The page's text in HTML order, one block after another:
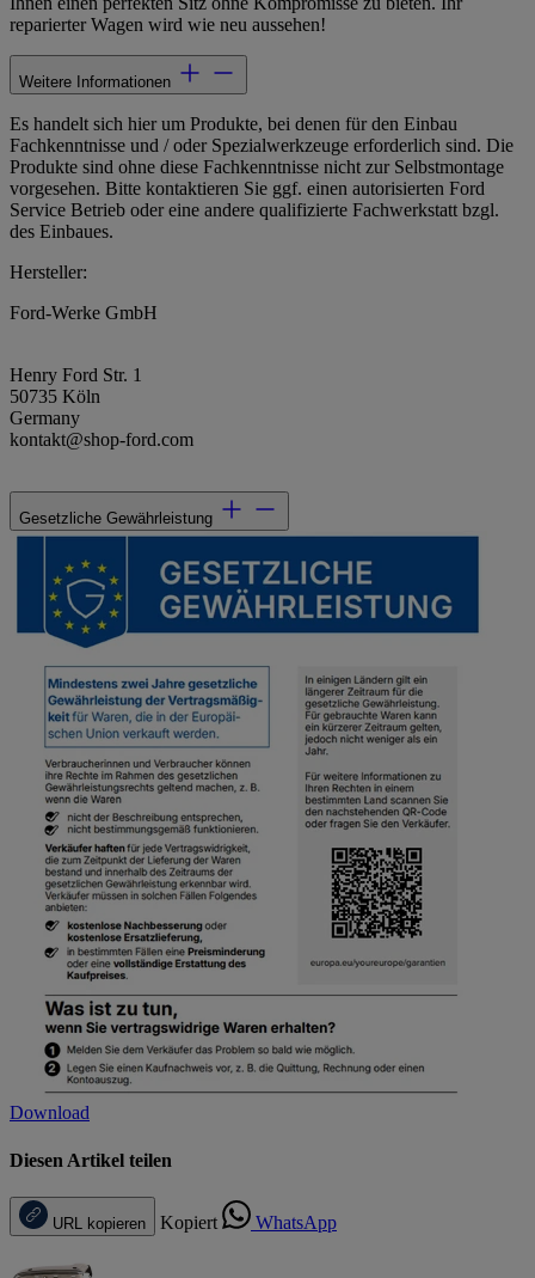
reparierter Wagen wird wie neu aussehen!
Weitere Informationen
Es handelt sich hier um Produkte, bei denen für den Einbau
Fachkenntnisse und / oder Spezialwerkzeuge erforderlich sind. Die
Produkte sind ohne diese Fachkenntnisse nicht zur Selbstmontage
vorgesehen. Bitte kontaktieren Sie ggf. einen autorisierten Ford
Service Betrieb oder eine andere qualifizierte Fachwerkstatt bzgl.
des Einbaues.
Hersteller:
Ford-Werke GmbH
Henry Ford Str. 1
50735 Köln
Germany
kontakt@shop-ford.com
Gesetzliche Gewährleistung
Download
Diesen Artikel teilen
URL kopieren Kopiert WhatsApp